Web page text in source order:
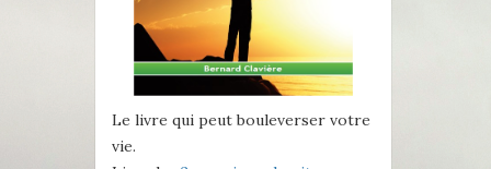
Le livre qui peut bouleverser votre
vie.